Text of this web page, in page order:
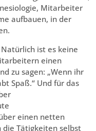
Mitarbeiter
aufbauen, in der
Natürlich ist es keine
einen
zu sagen: „Wenn ihr
Spaß.“ Und für das
einen netten
die Tätigkeiten selbst